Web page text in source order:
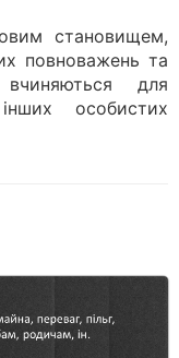
становищем,
повноважень та
для
особистих